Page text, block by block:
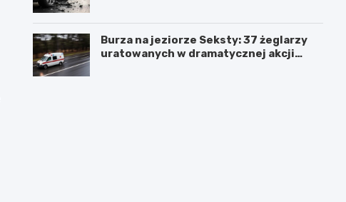
Burza na jeziorze Seksty: 37 żeglarzy
uratowanych w dramatycznej akcji